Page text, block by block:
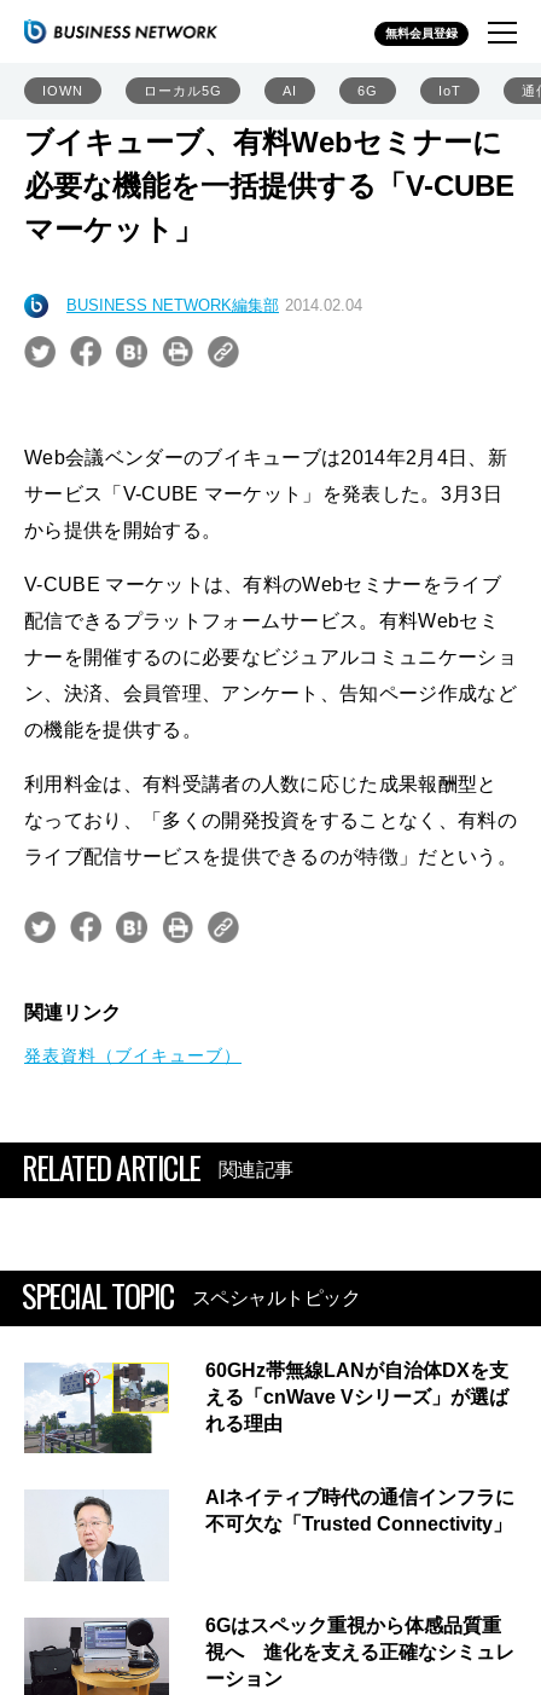
無料会員登録
IOWN ローカル5G AI 6G IoT 通
ブイキューブ、有料Webセミナーに
必要な機能を一括提供する「V-CUBE
マーケット」
BUSINESS NETWORK編集部 2014.02.04
Web会議ベンダーのブイキューブは2014年2月4日、新
サービス「V-CUBE マーケット」を発表した。3月3日
から提供を開始する。
V-CUBE マーケットは、有料のWebセミナーをライブ
配信できるプラットフォームサービス。有料Webセミ
ナーを開催するのに必要なビジュアルコミュニケーショ
ン、決済、会員管理、アンケート、告知ページ作成など
の機能を提供する。
利用料金は、有料受講者の人数に応じた成果報酬型と
なっており、「多くの開発投資をすることなく、有料の
ライブ配信サービスを提供できるのが特徴」だという。
関連リンク
発表資料（ブイキューブ）
RELATED ARTICLE 関連記事
SPECIAL TOPIC スペシャルトピック
60GHz帯無線LANが自治体DXを支
える「cnWave Vシリーズ」が選ば
れる理由
AIネイティブ時代の通信インフラに
不可欠な「Trusted Connectivity」
6Gはスペック重視から体感品質重
視へ 進化を支える正確なシミュレ
ーション